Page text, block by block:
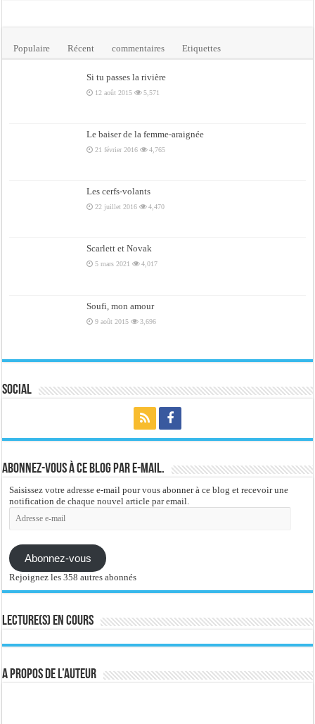
Populaire Récent commentaires Etiquettes
Si tu passes la rivière
12 août 2015 5,571
Le baiser de la femme-araignée
21 février 2016 4,765
Les cerfs-volants
22 juillet 2016 4,470
Scarlett et Novak
5 mars 2021 4,017
Soufi, mon amour
9 août 2015 3,696
Social
Abonnez-vous à ce blog par e-mail.
Saisissez votre adresse e-mail pour vous abonner à ce blog et recevoir une
notification de chaque nouvel article par email.
Adresse
e-
Abonnez-vous
Rejoignez les 358 autres abonnés
Lecture(s) en cours
A propos de l’auteur